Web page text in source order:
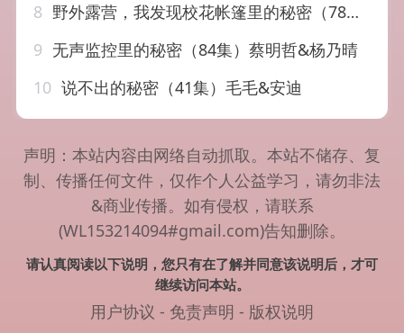
8 野外露营，我发现校花帐篷里的秘密（78集）郭建清&苏凝&胡玥琳&杨曦麟
9 无声监控里的秘密（84集）蔡明哲&杨乃晴
10 说不出的秘密（41集）毛毛&安迪
声明：本站内容由网络自动抓取。本站不储存、复
制、传播任何文件，仅作个人公益学习，请勿非法
&商业传播。如有侵权，请联系
(WL153214094#gmail.com)告知删除。
请认真阅读以下说明，您只有在了解并同意该说明后，才可
继续访问本站。
用户协议 - 免责声明 - 版权说明